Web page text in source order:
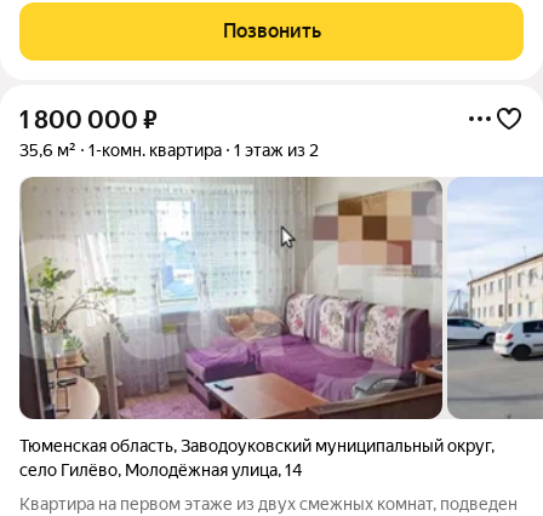
этаже, общей площадью 58,2 кв.м. Планировка хорошая -
распашонка, комнаты изолированы.
Позвонить
1 800 000 ₽
35,6 м² 1-комн. квартира 1 этаж из 2
Тюменская область,Заводоуковский муниципальный округ,
село Гилёво, Молодёжная улица,14
Квартира на первом этаже из двух смежных комнат, подведен